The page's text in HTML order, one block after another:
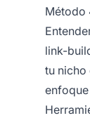
Método
link-
tu nicho